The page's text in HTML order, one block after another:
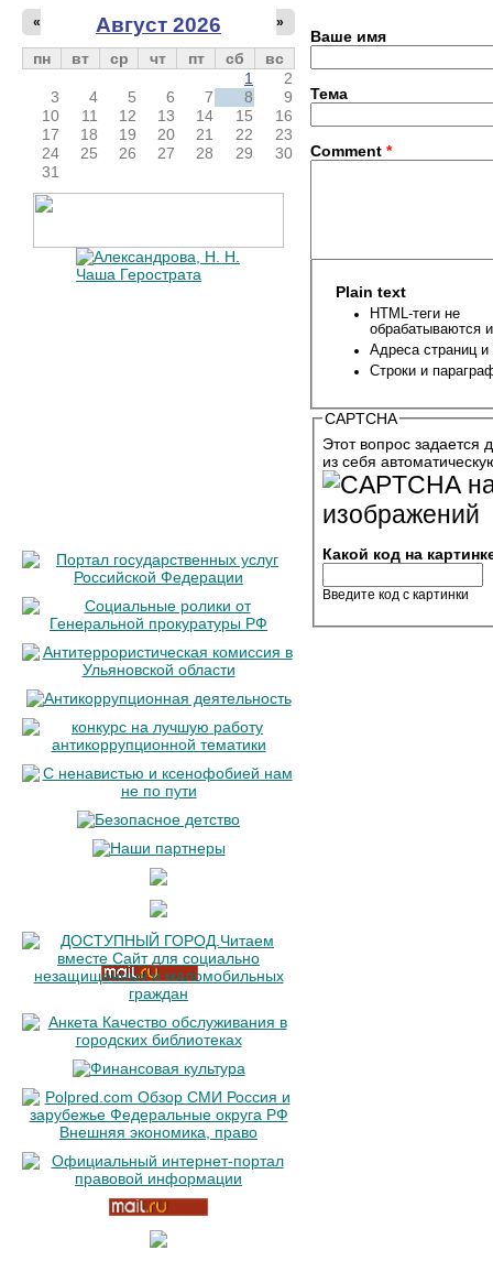
Август 2026
« »
пн вт ср чт пт сб
вс
1
2
3
4 5 6 7 8
9
10
11 12 13 14 15
16
17
18 19 20 21 22
23
24
25 26 27 28 29
30
31
Ваше имя
Тема
Comment *
Plain text
HTML-теги не
обрабатываются
Адреса страниц и
Строки и
CAPTCHA
Этот вопрос задается
из себя
Какой код на
Введите код с картинки